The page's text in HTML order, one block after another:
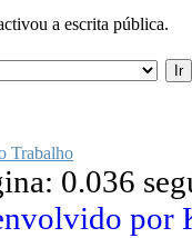
a escrita pública.
Trabalho
0.036
por